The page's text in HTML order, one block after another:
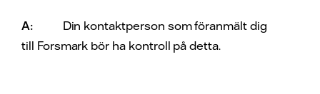
A:
Din kontaktperson som föranmält dig
till Forsmark bör ha kontroll på detta.